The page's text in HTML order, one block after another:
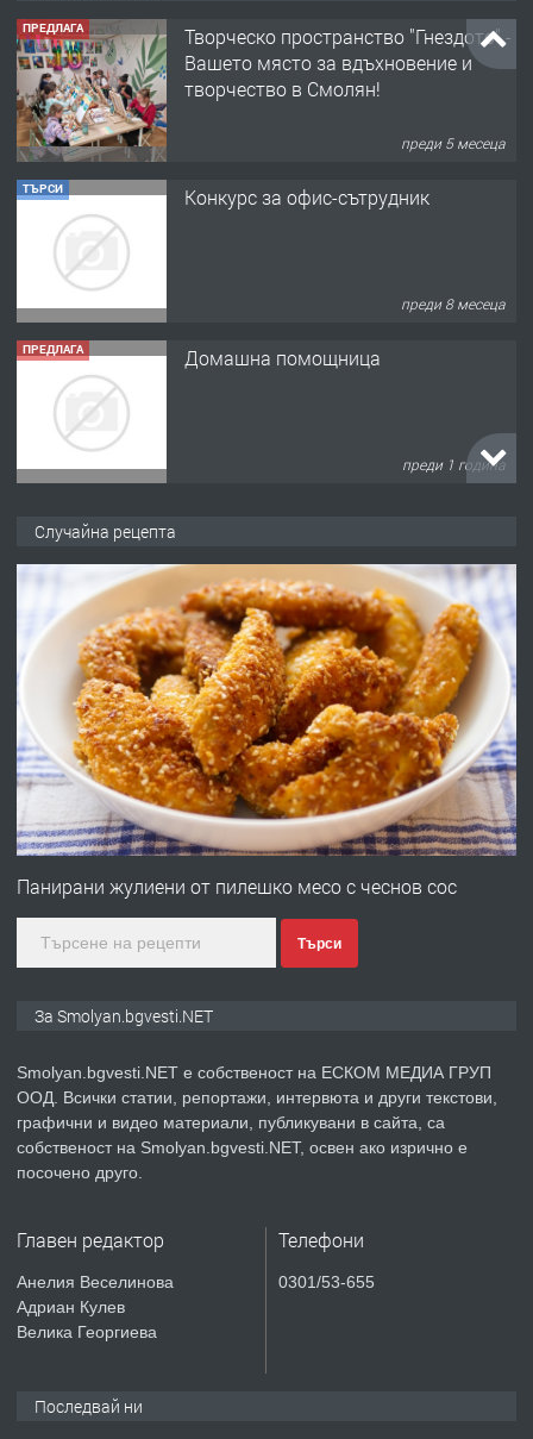
ТЪРСИ Конкурс за офис-сътрудник
преди 8 месеца
ПРЕДЛАГА Домашна помощница
преди 1 година
ПРЕДЛАГА Къща в Марония, Гърция
преди 2 години
НЕГОВОТО КАЧЕСТВО
преди 2 години
ПРЕДЛАГА Имот в Северна Гърция, до Кавала
преди 2 години
ПРЕДЛАГА Иглолистни Пелети клас А1
преди 2 години
ТЪРСИ Търсят се строителни работници
ПРЕДЛАГА
Случайна рецепта
Панирани жулиени от пилешко месо с чеснов сос
Търси
За Smolyan.bgvesti.NET
Smolyan.bgvesti.NET е собственост на ЕСКОМ МЕДИА ГРУП
ООД. Всички статии, репортажи, интервюта и други текстови,
графични и видео материали, публикувани в сайта, са
собственост на Smolyan.bgvesti.NET, освен ако изрично е
посочено друго.
Главен редактор
Анелия Веселинова
Адриан Кулев
Велика Георгиева
Телефони
0301/53-655
Последвай ни